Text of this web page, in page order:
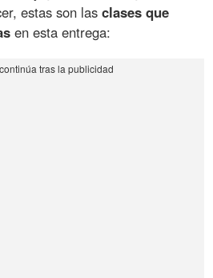
estas son lasclases que
en esta entrega: